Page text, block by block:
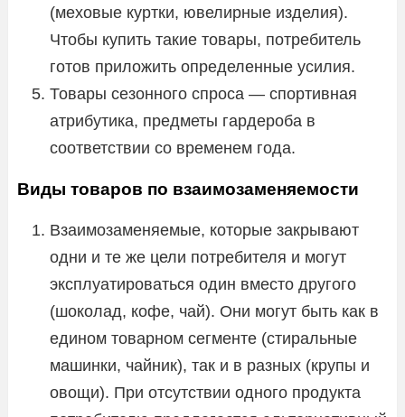
(меховые куртки, ювелирные изделия).
Чтобы купить такие товары, потребитель
готов приложить определенные усилия.
Товары сезонного спроса — спортивная
атрибутика, предметы гардероба в
соответствии со временем года.
Виды товаров по взаимозаменяемости
Взаимозаменяемые, которые закрывают
одни и те же цели потребителя и могут
эксплуатироваться один вместо другого
(шоколад, кофе, чай). Они могут быть как в
едином товарном сегменте (стиральные
машинки, чайник), так и в разных (крупы и
овощи). При отсутствии одного продукта